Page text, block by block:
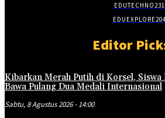
EDUTECHNO231
EDUEXPLORE204
Editor
Kibarkan Merah Putih di Korsel, Siswa
Bawa Pulang Dua Medali Internasional
Sabtu, 8 Agustus 2026 - 14:00